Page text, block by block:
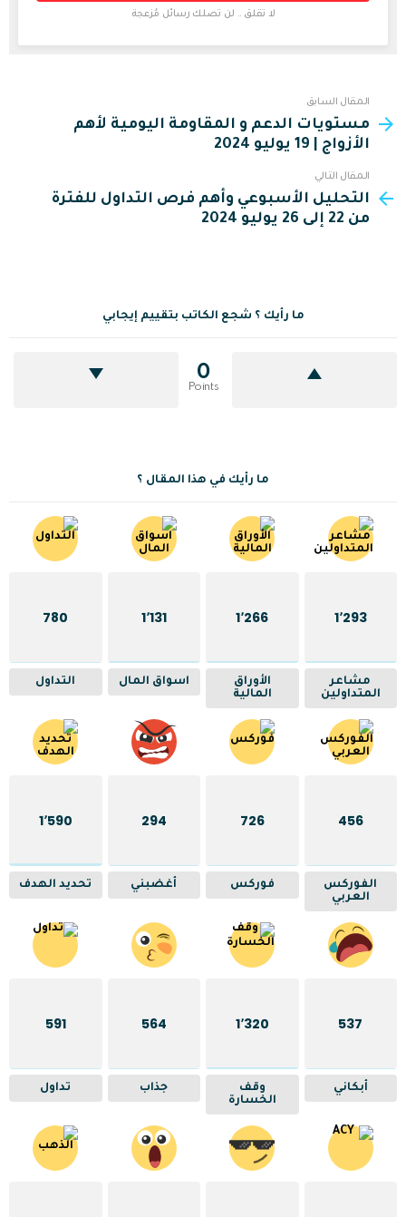
الفوركس
العروض
والاخبار
لا تقلق .. لن تصلك رسائل مُزعجة
more
المقال السابق
مستويات الدعم و المقاومة اليومية لأهم
الأزواج | 19 يوليو 2024
المقال التالي
التحليل الأسبوعي وأهم فرص التداول للفترة
من 22 إلى 26 يوليو 2024
ما رأيك ؟ شجع الكاتب بتقييم إيجابي
0
Points
ما رأيك في هذا المقال ؟
1٬293
مشاعر
المتداولين
1٬266
الأوراق
المالية
1٬131
اسواق المال
780
التداول
456
الفوركس
العربي
726
فوركس
294
أغضبني
1٬590
تحديد الهدف
537
أبكاني
1٬320
وقف
الخسارة
564
جذاب
591
تداول